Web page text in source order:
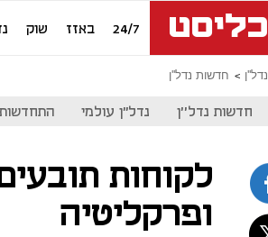
24/7 באזז שוק
נדל''ן חדשות נדל''ן
חדשות נדל''ן נדל"ן עולמי התחדשות
לקוחות
ופרקליטיה